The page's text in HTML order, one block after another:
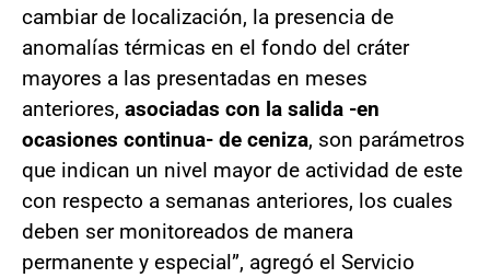
cambiar de localización, la presencia de
anomalías térmicas en el fondo del cráter
mayores a las presentadas en meses
anteriores, asociadas con la salida -en
ocasiones continua- de ceniza, son parámetros
que indican un nivel mayor de actividad de este
con respecto a semanas anteriores, los cuales
deben ser monitoreados de manera
permanente y especial”, agregó el Servicio